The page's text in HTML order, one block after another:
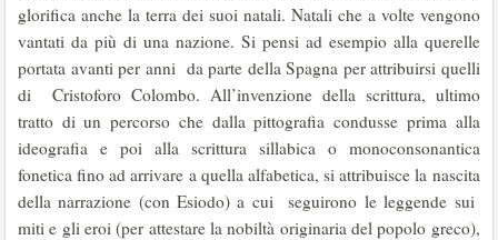
glorifica anche la terra dei suoi natali. Natali che a volte vengono
vantati da più di una nazione. Si pensi ad esempio alla querelle
portata avanti per anni da parte della Spagna per attribuirsi quelli
di Cristoforo Colombo. All’invenzione della scrittura, ultimo
tratto di un percorso che dalla pittografia condusse prima alla
ideografia e poi alla scrittura sillabica o monoconsonantica
fonetica fino ad arrivare a quella alfabetica, si attribuisce la nascita
della narrazione (con Esiodo) a cui seguirono le leggende sui
miti e gli eroi (per attestare la nobiltà originaria del popolo greco),